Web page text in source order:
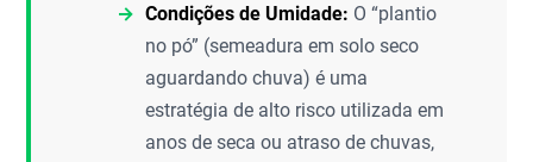
Condições de Umidade: O “plantio
no pó” (semeadura em solo seco
aguardando chuva) é uma
estratégia de alto risco utilizada em
anos de seca ou atraso de chuvas,